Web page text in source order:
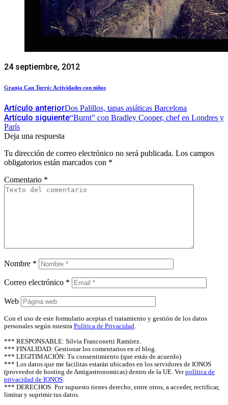
24 septiembre, 2012
Granja Can Turró: Actividades con niños
Artículo anteriorDos Palillos, tapas asiáticas Barcelona
Artículo siguiente“Burnt” con Bradley Cooper, chef en Londres y
París
Deja una respuesta
Tu dirección de correo electrónico no será publicada. Los campos
obligatorios están marcados con *
Comentario *
Nombre *
Correo electrónico *
Web
Con el uso de este formulario aceptas el tratamiento y gestión de los datos
personales según nuestra Política de Privacidad.
*** RESPONSABLE: Silvia Franconetti Ramírez.
*** FINALIDAD: Gestionar los comentarios en el blog.
*** LEGITIMACIÓN: Tu consentimiento (que estás de acuerdo)
*** Los datos que me facilitas estarán ubicados en los servidores de IONOS
(proveedor de hosting de Amigastronomicas) dentro de la UE. Verpolítica de
privacidad de IONOS.
*** DERECHOS: Por supuesto tienes derecho, entre otros, a acceder, rectificar,
limitar y suprimir tus datos.